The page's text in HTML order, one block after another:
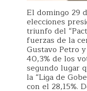
El domingo 29
elecciones
triunfo del
fuerzas de la
Gustavo Petro
40,3% de los
segundo lugar
la “Liga de
con el 28,15%.